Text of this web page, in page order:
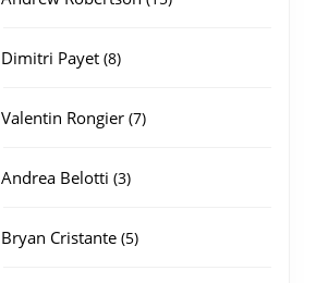
Dimitri Payet 88
Valentin Rongier 77
Andrea Belotti 33
Bryan Cristante 55